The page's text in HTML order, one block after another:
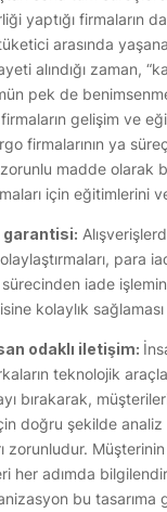
yaptığı firmaların
arasında
alındığı zaman,
pek de
gelişim ve
firmalarının ya
madde olarak
için eğitimlerini
garantisi:
iade
kolaylık
odaklı iletişim:
teknolojik
bırakarak,
doğru şekilde
her adımda
bu